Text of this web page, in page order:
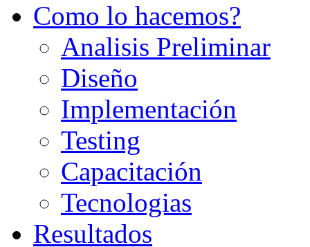
Como lo hacemos?
Analisis Preliminar
Diseño
Implementación
Testing
Capacitación
Tecnologias
Resultados